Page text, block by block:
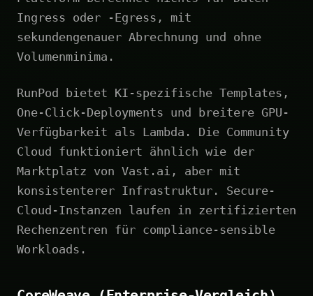
Ingress oder -Egress, mit
sekundengenauer Abrechnung und ohne
Volumenminima.
RunPod bietet KI-spezifische Templates,
One-Click-Deployments und breitere GPU-
Verfügbarkeit als Lambda. Die Community
Cloud funktioniert ähnlich wie der
Marktplatz von Vast.ai, aber mit
konsistenterer Infrastruktur. Secure-
Cloud-Instanzen laufen in zertifizierten
Rechenzentren für compliance-sensible
Workloads.